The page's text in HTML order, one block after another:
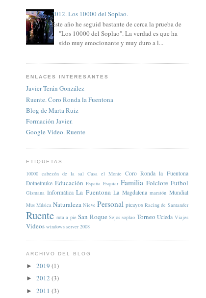
2012. Los 10000 del Soplao.
Este año he seguid bastante de cerca la prueba de
"Los 10000 del Soplao". La verdad es que ha
sido muy emocionante y muy duro a l...
ENLACES INTERESANTES
Javier Terán González
Ruente. Coro Ronda la Fuentona
Blog de Marta Ruiz
Formación Javier.
Google Video. Ruente
ETIQUETAS
10000 cabezón de la sal Casa el Monte Coro Ronda la Fuentona
Dotnetnuke Educación España Esquiar Familia Folclore Futbol
Gismana Informática La Fuentona La Magdalena maratón Mundial
Mus Música Naturaleza Nieve Personal picayos Racing de Santander
Ruente ruta a pie San Roque Sejos soplao Torneo Ucieda Viajes
Videos windows server 2008
ARCHIVO DEL BLOG
► 2019 (1)
► 2012 (3)
► 2011 (3)